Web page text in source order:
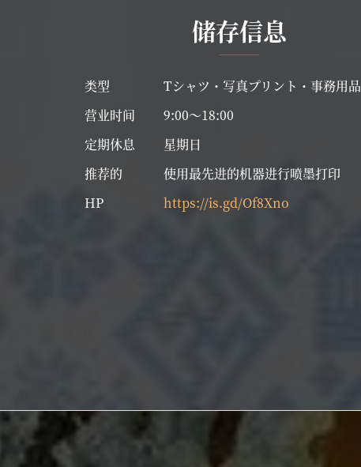
储存信息
类型
Tシャツ・写真プリント・事務用品
营业时间
9:00～18:00
定期休息
星期日
推荐的
使用最先进的机器进行喷墨打印
HP
https://is.gd/Of8Xno